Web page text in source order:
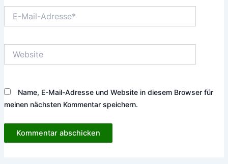
Mail-
Name, E-Mail-Adresse und Website in diesem Browser für
meinen nächsten Kommentar speichern.